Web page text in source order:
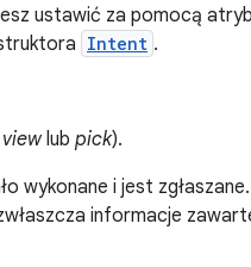
ustawić za pomocą
Intent .
viewlub pick).
wykonane i jest zgłaszane.
informacje